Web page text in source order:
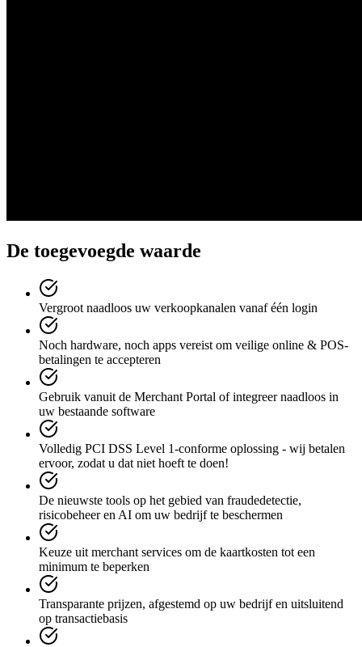
De toegevoegde waarde
Vergroot naadloos uw verkoopkanalen vanaf één login
Noch hardware, noch apps vereist om veilige online & POS-
betalingen te accepteren
Gebruik vanuit de Merchant Portal of integreer naadloos in
uw bestaande software
Volledig PCI DSS Level 1-conforme oplossing - wij betalen
ervoor, zodat u dat niet hoeft te doen!
De nieuwste tools op het gebied van fraudedetectie,
risicobeheer en AI om uw bedrijf te beschermen
Keuze uit merchant services om de kaartkosten tot een
minimum te beperken
Transparante prijzen, afgestemd op uw bedrijf en uitsluitend
op transactiebasis